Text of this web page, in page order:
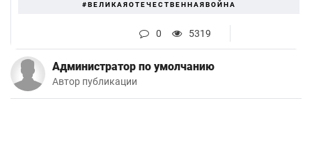
#ВЕЛИКАЯОТЕЧЕСТВЕННАЯВОЙНА
0 5319
Администратор по умолчанию
Автор публикации